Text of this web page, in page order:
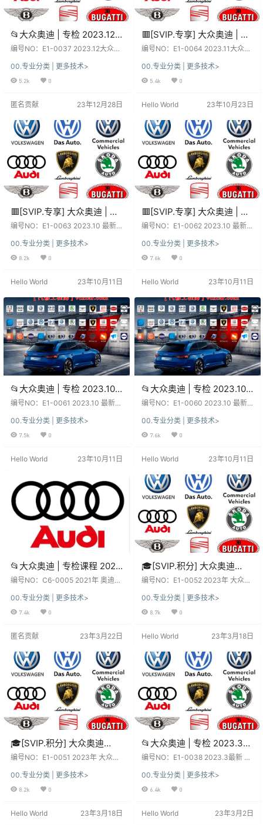
📂大众奥迪 | 专检 2023.12
最新数据更新 原厂专检系统
ODIS 7代7.21【免注册+数据
+证书+补丁+驱动】大众奥
迪斯柯达兰博宾利 9品牌
编号NO：E1-0037 2023.12大众奥
数据 9品牌全 核心教程+证书+补丁
软件系统：下载前, 先看一下日期和
版本：数据、功能、权限、win系
都不同，本站不免费提供！ 本套资
源：本站SVIP和VIP都能下载自学钻
研, 资源种类繁多, 自…
00.专业分类 | 更多技术>
5.2k 0
匿名贡献 23年12月28日
🟥[SVIP.专享] 大众奥迪 | 专
检系统 2023.11[镜像版 一键
还原] 最新全套专检系统+安
装教程ODIS 23+工程师
17+ELSA+ETKA--
编号NO：E1-0064 2023.11大众奥
版：ODIS 23+工程师17+ELSA+ET
KA 兼容老版：ODIS7.2+工程师12
博+宾利+西特 最新全套专检系统
SA+ETKA--ODIS7.2+工程师12
【超级大众专检】…
00.专业分类 | 更多技术>
5.4k 0
Hello World 23年10月23日
🟥[SVIP.专享] 大众奥迪 | 工
程师ODIS-E 17注册机 Keys
Generator 2023.10【注册
机+安装教程+证书+补丁】
大众奥迪斯柯达兰博宾利等
编号NO：E1-0063 2023.10 最新
诊断系统ODIS 17 注册机Keys Gen
erator 软件系统：下载前, 先看一
考！ 不同版本：数据、功能、权
件、补丁等都不同，本站不免费提
供！ 本套资源：本站顶级SVIP永久
会员专享下载, 资源…
00.专业分类 | 更多技术>
8.2k 0
Hello World 23年10月11日
🟥[SVIP.专享] 大众奥迪 | 诊
断系统ODIS 23注册机 Keys
Generator 2023.10【注册
机+安装教程+证书+补丁】
大众奥迪斯柯达兰博宾利等
编号NO：E1-0062 2023.10 最新
诊断系统ODIS 23.01 注册机Keys G
enerator 软件系统：下载前, 先看
考！ 不同版本：数据、功能、权
件、补丁等都不同，本站不免费提
供！ 本套资源：本站顶级SVIP永久
会员专享下载,…
00.专业分类 | 更多技术>
7.6k 0
Hello World 23年10月11日
📂大众奥迪 | 专检 2023.10
最新数据更新 原厂工程师系
统ODIS 17.01【注册版+数据
包+证书+补丁】大众奥迪斯
柯达兰博宾利等 11品牌
编号NO：E1-0061 2023.10 最新
工程师系统ODIS-E 17.01（注册
版） 软件系统：下载前, 先看一下
不同版本：数据、功能、权限、win
资源：本站SVIP和VIP都能下载自学
钻研, 资源种类繁多,…
00.专业分类 | 更多技术>
7.5k 0
Hello World 23年10月11日
📂大众奥迪 | 专检 2023.10
最新数据更新 原厂诊断系统
ODIS 23.01【注册版+数据
包+证书+补丁】大众奥迪斯
柯达兰博宾利等 11品牌(19G)
编号NO：E1-0060 2023.10 最新
诊断系统ODIS 23.01 （注册版）
软件系统：下载前, 先看一下日期和
版本：数据、功能、权限、win系
都不同，本站不免费提供！ 本套资
源：本站SVIP和VIP都能下载自学钻
研, 资源种类繁多, 自…
00.专业分类 | 更多技术>
7.6k 0
Hello World 23年10月11日
📂大众奥迪 | 专检课程 2021
年 奥迪培训课程8期 专检 工
据流 防盗 40节课(3.8G）
编号NO：C6-0005 2021年 奥迪培
基础 CAN 数据流 防盗 40节课(3.8
G） 关 键 字 ：大众奥迪 | 专检课程
2021年 奥迪培训课程8期 专检 工程
本套资源：本站SVIP和VIP都能下载
究！更新不断, 勤则利, 荒则废！ 本
站资源：都来之不易，都在为您节
省…
00.专业分类 | 更多技术>
7.4k 0
匿名贡献 23年3月22日
🎓[SVIP.积分] 大众奥迪
2023年 诊断系统 ODIS
6154版】大众奥迪斯柯达兰
博宾利（50G）
编号NO：E1-0052 2023年 大众奥
HO系统（6154版） 软件系统：下
载前, 先看一下日期和版本, 新老版
本数据、权限各有差异、利弊！未
功能、权限、win系统、安装、破解
免费提供！ 本套资源：本站SVIP和
VIP都能下载自学钻研, 资源种类繁
多, 自行研究！更新…
00.专业分类 | 更多技术>
8.7k 0
Hello World 23年3月18日
🎓[SVIP.积分] 大众奥迪
2023年 诊断系统
12.2【GHO系统 5054版】
大众奥迪斯柯达兰博宾利
编号NO：E1-0051 2023年 大众奥
GHO系统（5054版） 软件系统：
下载前, 先看一下日期和版本, 新老
版本数据、权限各有差异、利弊！
据、功能、权限、win系统、安装、
00.专业分类 | 更多技术>
8.2k 0
Hello World 23年3月18日
📂大众奥迪 | 专检 2023.3
工程师ODIS-E 16代16.0【注
丁】大众奥迪斯柯达兰博宾
利 (4.54G)
编号NO：E1-0038 2023.3最新 大
ngineering16 注册版 (4.54G) 软件
系统：下载前, 先看一下日期和版本,
新老版本数据、权限各有差异、利
数据、功能、权限、win系统、安
00.专业分类 | 更多技术>
6.4k 0
Hello World 23年3月2日